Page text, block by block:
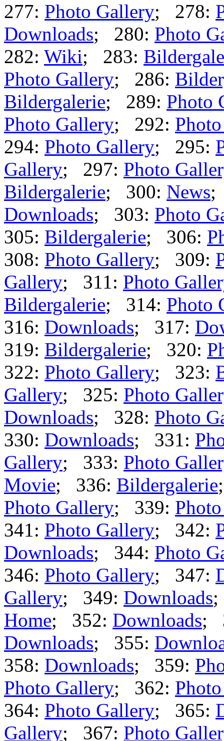
277: Photo Gallery; 278:
Downloads; 280: Photo
282: Wiki; 283:
Photo Gallery; 286:
Bildergalerie; 289: Photo
Photo Gallery; 292:
294: Photo Gallery; 295:
Gallery; 297: Photo
Bildergalerie; 300: News;
Downloads; 303: Photo
305: Bildergalerie; 306:
308: Photo Gallery; 309:
Gallery; 311: Photo
Bildergalerie; 314: Photo
316: Downloads; 317:
319: Bildergalerie; 320:
322: Photo Gallery; 323:
Gallery; 325: Photo
Downloads; 328: Photo
330: Downloads; 331:
Gallery; 333: Photo
Movie; 336: Bildergalerie
Photo Gallery; 339:
341: Photo Gallery; 342:
Downloads; 344: Photo
346: Photo Gallery; 347:
Gallery; 349: Downloads
Home; 352: Downloads;
Downloads; 355:
358: Downloads; 359:
Photo Gallery; 362:
364: Photo Gallery; 365:
Gallery; 367: Photo